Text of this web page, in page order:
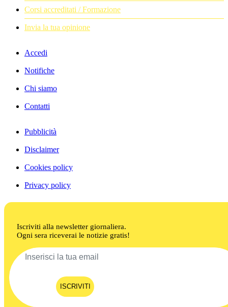
Corsi accreditati / Formazione
Invia la tua opinione
Accedi
Notifiche
Chi siamo
Contatti
Pubblicità
Disclaimer
Cookies policy
Privacy policy
Iscriviti alla newsletter giornaliera.
Ogni sera riceverai le notizie gratis!
ISCRIVITI